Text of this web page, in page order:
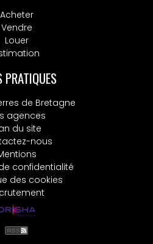
Acheter
Vendre
Louer
PRATIQUES
de Bretagne
agences
du site
nous
confidentialité
des cookies